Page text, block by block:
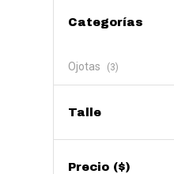
Categorías
Ojotas (3)
Talle
Precio ($)